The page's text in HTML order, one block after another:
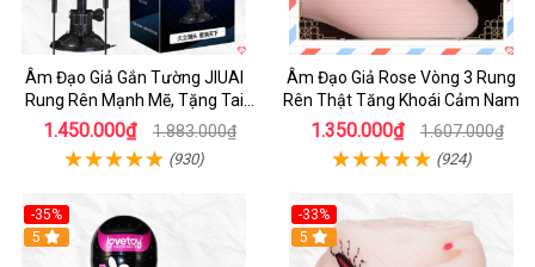
Âm Đạo Giả Gắn Tường JIUAI
Rung Rên Mạnh Mẽ, Tặng Tai
Nghe
1.450.000₫ 1.883.000₫
(930)
Âm Đạo Giả Rose Vòng 3 Rung
Rên Thật Tăng Khoái Cảm Nam
1.350.000₫ 1.607.000₫
(924)
-35%
5
-33%
5